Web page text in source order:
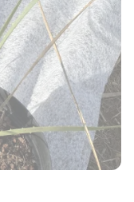
des
de jardin et
assurer un
soit
croissance
réduisez